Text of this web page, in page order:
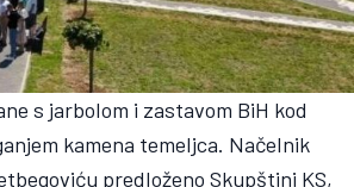
s jarbolom i zastavom BiH kod
kamena temeljca. Načelnik
predloženo Skupštini KS,